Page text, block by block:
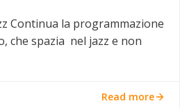
Continua la programmazione
che spazia nel jazz e non
Read more